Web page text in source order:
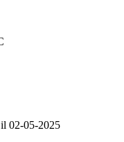
02-05-2025